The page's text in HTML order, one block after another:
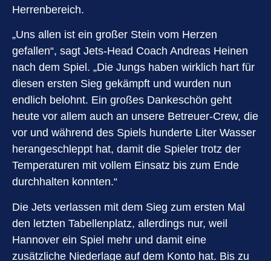
Herrenbereich.
„Uns allen ist ein großer Stein vom Herzen
gefallen“, sagt Jets-Head Coach Andreas Heinen
nach dem Spiel. „Die Jungs haben wirklich hart für
diesen ersten Sieg gekämpft und wurden nun
endlich belohnt. Ein großes Dankeschön geht
heute vor allem auch an unsere Betreuer-Crew, die
vor und während des Spiels hunderte Liter Wasser
herangeschleppt hat, damit die Spieler trotz der
Temperaturen mit vollem Einsatz bis zum Ende
durchhalten konnten.“
Die Jets verlassen mit dem Sieg zum ersten Mal
den letzten Tabellenplatz, allerdings nur, weil
Hannover ein Spiel mehr und damit eine
zusätzliche Niederlage auf dem Konto hat. Bis zu